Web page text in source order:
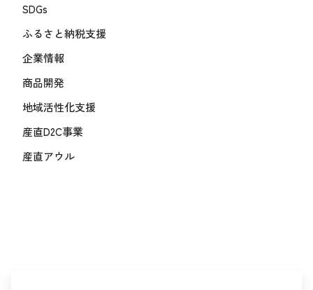
SDGs
ふるさと納税支援
企業情報
商品開発
地域活性化支援
産直D2C事業
産直アウル